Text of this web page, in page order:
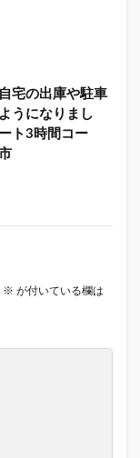
宅の出庫や駐車
うになりまし
ト3時間コー
※ が付いている欄は